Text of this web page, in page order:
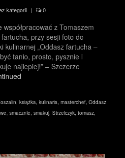
kategorii | 0
współpracować z Tomaszem
przy sesji foto do
kulinarnej „Oddasz fartucha –
tanio, prosto, pysznie i
najlepiej!” – Szczerze
, książka, kulinaria, masterchef, Oddasz
, smacznie, smakuj, Strzelczyk, tomasz,